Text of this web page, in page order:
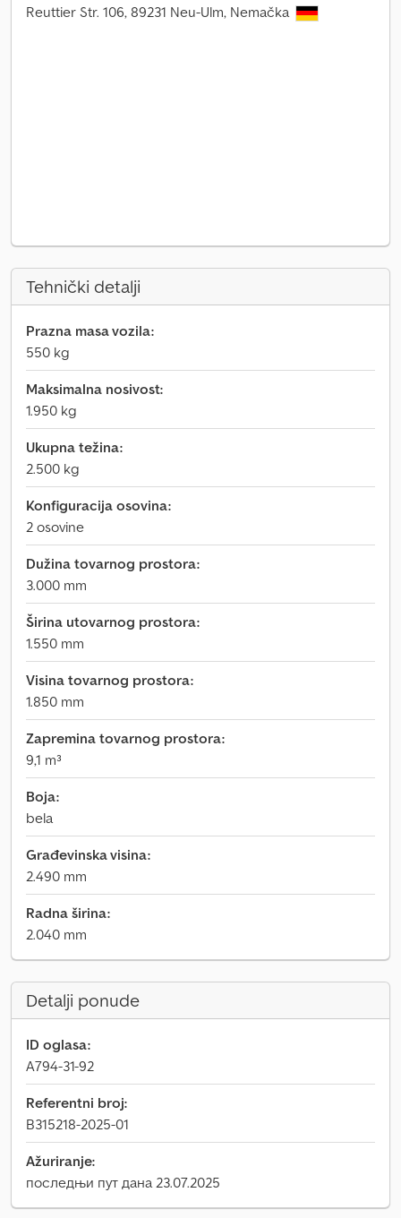
Reuttier Str. 106, 89231 Neu-Ulm, Nemačka
Tehnički detalji
Prazna masa vozila:
550 kg
Maksimalna nosivost:
1.950 kg
Ukupna težina:
2.500 kg
Konfiguracija osovina:
2 osovine
Dužina tovarnog prostora:
3.000 mm
Širina utovarnog prostora:
1.550 mm
Visina tovarnog prostora:
1.850 mm
Zapremina tovarnog prostora:
9,1 m³
Boja:
bela
Građevinska visina:
2.490 mm
Radna širina:
2.040 mm
Detalji ponude
ID oglasa:
A794-31-92
Referentni broj:
B315218-2025-01
Ažuriranje:
последњи пут дана 23.07.2025